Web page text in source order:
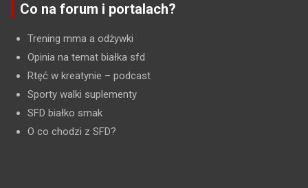
Co na forum i portalach?
Trening mma a odżywki
Opinia na temat białka sfd
Rtęć w kreatynie – podcast
Sporty walki suplementy
SFD białko smak
O co chodzi z SFD?